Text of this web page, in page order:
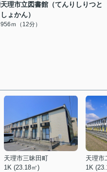
天理市立図書館（てんりしりつと
しょかん）
956ｍ（12分）
天理市三昧田町
1K (23.18㎡)
天理市
1K